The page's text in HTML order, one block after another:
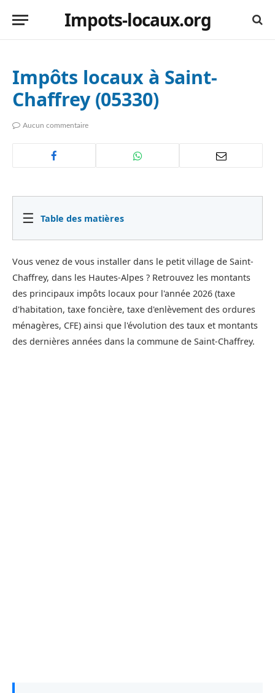
Impots-locaux.org
Impôts locaux à Saint-
Chaffrey (05330)
Aucun commentaire
☰ Table des matières
Vous venez de vous installer dans le petit village de Saint-
Chaffrey, dans les Hautes-Alpes ? Retrouvez les montants
des principaux impôts locaux pour l'année 2026 (taxe
d'habitation, taxe foncière, taxe d'enlèvement des ordures
ménagères, CFE) ainsi que l'évolution des taux et montants
des dernières années dans la commune de Saint-Chaffrey.